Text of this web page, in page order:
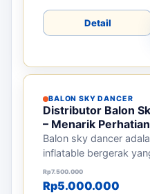
Detail
BALON SKY DANCER
Distributor Balon
– Menarik
Balon sky dancer
inflatable bergerak
Rp7.500.000
Harga aslinya
Rp5.000.000
Harga saat ini